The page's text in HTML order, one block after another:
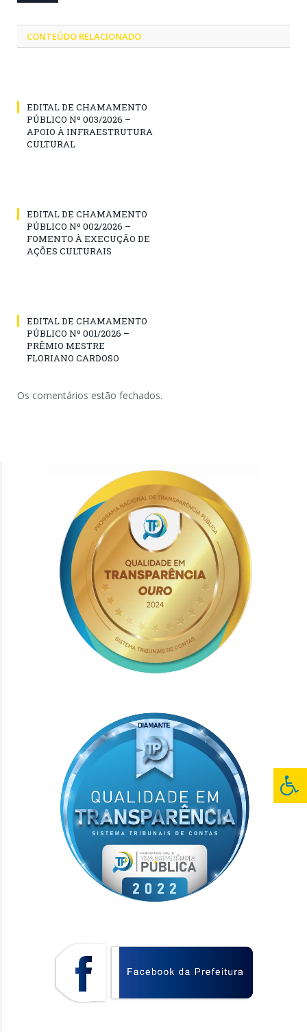
CONTEÚDO RELACIONADO
EDITAL DE CHAMAMENTO
PÚBLICO Nº 003/2026 –
APOIO À INFRAESTRUTURA
CULTURAL
EDITAL DE CHAMAMENTO
PÚBLICO Nº 002/2026 –
FOMENTO À EXECUÇÃO DE
AÇÕES CULTURAIS
EDITAL DE CHAMAMENTO
PÚBLICO Nº 001/2026 –
PRÊMIO MESTRE
FLORIANO CARDOSO
Os comentários estão fechados.